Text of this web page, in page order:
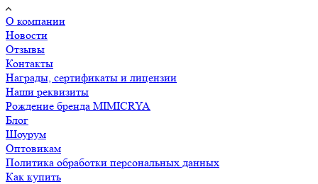
О компании
Новости
Отзывы
Контакты
Награды, сертификаты и лицензии
Наши реквизиты
Рождение бренда MIMICRYA
Блог
Шоурум
Оптовикам
Политика обработки персональных данных
Как купить